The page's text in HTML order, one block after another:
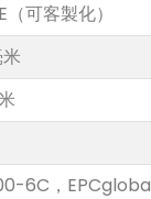
可客製化）
6C，